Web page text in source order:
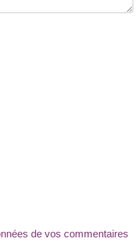
de vos commentaires